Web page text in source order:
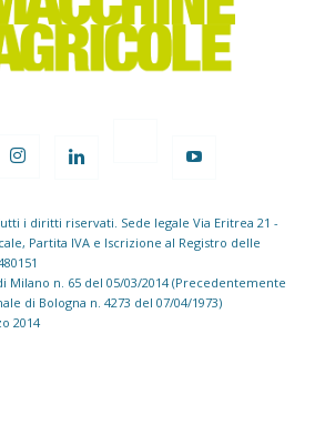
i diritti riservati. Sede legale Via Eritrea 21 -
Partita IVA e Iscrizione al Registro delle
Milano n. 65 del 05/03/2014 (Precedentemente
di Bologna n. 4273 del 07/04/1973)
2014